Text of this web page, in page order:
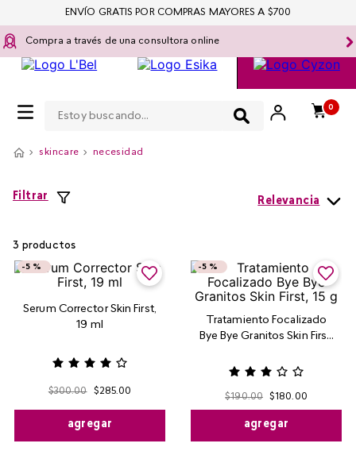
Compra a través de una consultora online
0
ENVÍO GRATIS POR COMPRAS MAYORES A $700
skincare necesidad
Filtrar Relevancia
3 productos
Serum Corrector Skin First,
19 ml
-5 %
$300.00 $285.00
agregar
Tratamiento Focalizado
Bye Bye Granitos Skin First,
-5 %
$190.00 $180.00
agregar